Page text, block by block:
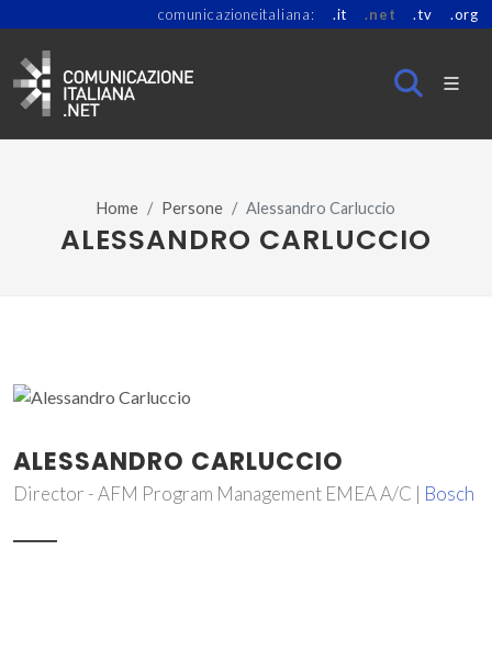
comunicazioneitaliana: .it .net .tv .org
Home Persone Alessandro Carluccio
ALESSANDRO CARLUCCIO
ALESSANDRO CARLUCCIO
Director - AFM Program Management EMEA A/C | Bosch